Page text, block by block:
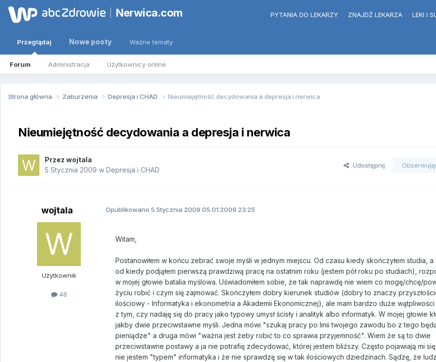
Nerwica.com PYTANIA DO LEKARZY ZNAJDŹ LEKARZA LEKI I
Przeglądaj
Forum Administracja Użytkownicy online
Nowe posty Ważne tematy
Strona główna Zaburzenia Depresja i CHAD Nieumiejętność decydowania a depresja i nerwica
Nieumiejętność decydowania a depresja i nerwica
Przez wojtala
5 Stycznia 2009 w Depresja i CHAD
Udostępnij
wojtala
Użytkownik
46
Opublikowano 5 Stycznia 2009 05.01.2009 23:25
Witam,
Postanowiłem w końcu zebrać swoje myśli w jednym miejscu. Od czasu kiedy skończyłem studia, a
od kiedy podjąłem pierwszą prawdziwą pracę na ostatnim roku (jestem pół roku po studiach),
w mojej głowie batalia myślowa. Uświadomiłem sobie, że tak naprawdę nie wiem co mogę/chcę/
życiu robić i czym się zajmować. Skończyłem dobry kierunek studiów (dobry to znaczy
ilościowy - Informatyka i ekonometria a Akademii Ekonomicznej), ale mam bardzo duże
z tym, czy nadaję się do pracy jako typowy umysł ścisły i analityk albo informatyk. W mojej głowie
jakby dwie przeciwstawne myśli. Jedna mówi "szukaj pracy po linii twojego zawodu bo z tego
pieniądze" a druga mówi "ważna jest żeby robić to co sprawia przyjemność". Wiem że są to dwie
przeciwstawne postawy a ja nie potrafię zdecydować, której jestem bliższy. Często pojawiają mi
nie jestem "typem" informatyka i że nie sprawdzę się w tak ilościowych dziedzinach. Sądzę, że